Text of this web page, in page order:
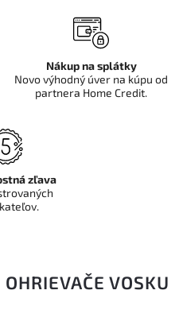
VOSKU
Nákup na splátky
Novo výhodný úver na kúpu od
partnera Home Credit.
zľava